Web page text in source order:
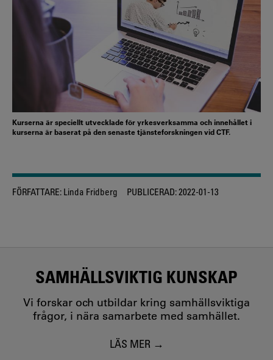
Kurserna är speciellt utvecklade för yrkesverksamma och innehållet i
kurserna är baserat på den senaste tjänsteforskningen vid CTF.
FÖRFATTARE: Linda Fridberg PUBLICERAD:2022-01-13
SAMHÄLLSVIKTIG KUNSKAP
Vi forskar och utbildar kring samhällsviktiga
frågor, i nära samarbete med samhället.
LÄS MER